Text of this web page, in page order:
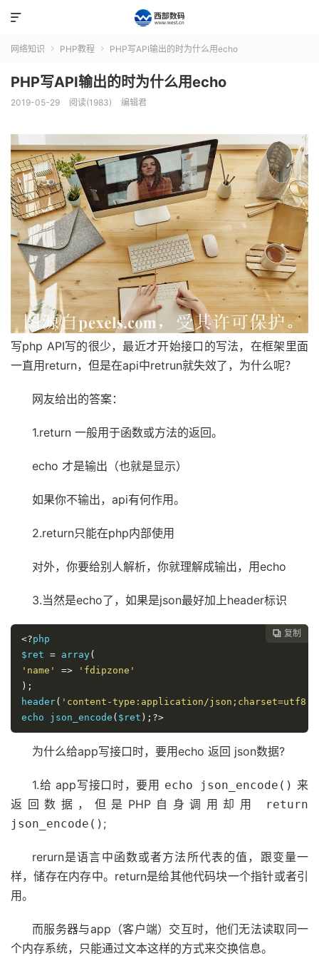

网络知识  PHP教程  PHP写API输出的时为什么用echo
PHP写API输出的时为什么用echo
2019-05-29 阅读(1983) 编辑君
写php API写的很少，最近才开始接口的写法，在框架里面
一直用return，但是在api中retrun就失效了，为什么呢？
网友给出的答案：
1.return 一般用于函数或方法的返回。
echo 才是输出（也就是显示）
如果你不输出，api有何作用。
2.return只能在php内部使用
对外，你要给别人解析，你就理解成输出，用echo
3.当然是echo了，如果是json最好加上header标识
 复制
<?php
$ret = array(
'name'
=>
'fdipzone'
);
header( 'content-type:application/json;charset=utf8'
echo json_encode ( $ret );?>
为什么给app写接口时，要用echo 返回 json数据?
1.给 app写接口时，要用 echo json_encode() 来
返回数据，但是PHP自身调用却用
return
json_encode() ;
rerurn是语言中函数或者方法所代表的值，跟变量一
样，储存在内存中。return是给其他代码块一个指针或者引
用。
而服务器与app（客户端）交互时，他们无法读取同一
个内存系统，只能通过文本这样的方式来交换信息。